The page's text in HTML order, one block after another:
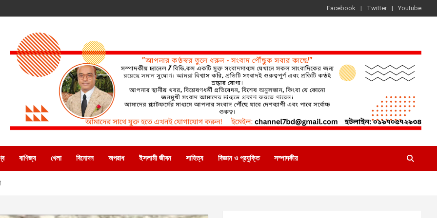
Facebook Twitter Youtube
বাণিজ্য খেলা বিনোদন অপরাধ ইসলামী জীবন সাহিত্য বিজ্ঞান ও প্রযুক্তি সম্পাদকীয়